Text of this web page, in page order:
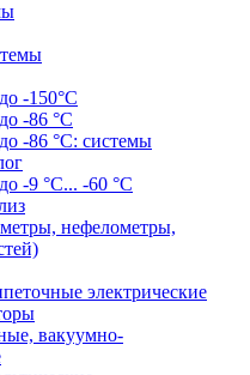
-150°С
-86 °C
-86 °C: системы
-9 °C... -60 °C
нефелометры,
электрические
вакуумно-